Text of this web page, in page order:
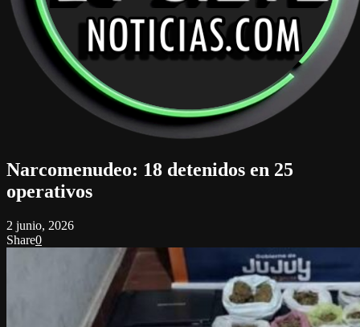
Narcomenudeo: 18 detenidos en 25
operativos
2 junio, 2026
Share0